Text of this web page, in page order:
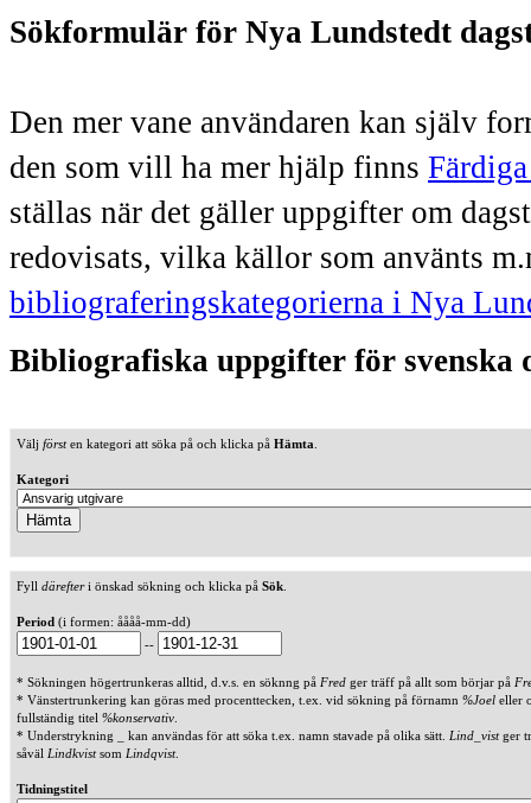
Sökformulär för Nya Lundstedt
Den mer vane användaren kan själv
den som vill ha mer hjälp finns
ställas när det gäller uppgifter om
redovisats, vilka källor som använts
bibliograferingskategorierna i Nya
Bibliografiska uppgifter för svenska
Välj försten kategori att söka på och klicka på Hämta
Kategori
Fyll därefteri önskad sökning och klicka på Sök
Period (i formen: åååå-mm-dd)
--
* Sökningen högertrunkeras alltid, d.v.s. en söknng på Fred ger träff på allt som börjar på
* Vänstertrunkering kan göras med procenttecken, t.ex. vid sökning på förnamn %Joel eller
fullständig titel %konservativ
* Understrykning _ kan användas för att söka t.ex. namn stavade på olika sätt. Lind_vistger
såväl Lindkvistsom Lindqvist.
Tidningstitel